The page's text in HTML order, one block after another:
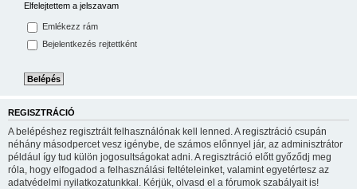
Elfelejtettem a jelszavam
Emlékezz rám
Bejelentkezés rejtettként
REGISZTRÁCIÓ
A belépéshez regisztrált felhasználónak kell lenned. A regisztráció csupán
néhány másodpercet vesz igénybe, de számos előnnyel jár, az adminisztrátor
például így tud külön jogosultságokat adni. A regisztráció előtt győződj meg
róla, hogy elfogadod a felhasználási feltételeinket, valamint egyetértesz az
adatvédelmi nyilatkozatunkkal. Kérjük, olvasd el a fórumok szabályait is!